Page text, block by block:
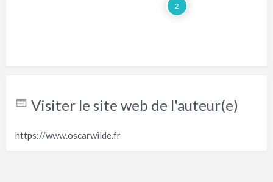
2
Visiter le site web de l'auteur(e)
https://www.oscarwilde.fr